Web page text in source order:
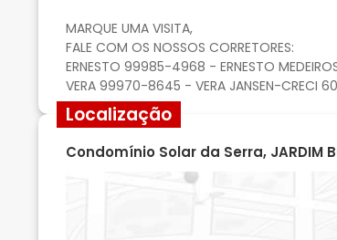
MARQUE UMA VISITA,
FALE COM OS NOSSOS CORRETORES:
ERNESTO 99985-4968 - ERNESTO
Localização
Condomínio Solar da Serra, JARDIM